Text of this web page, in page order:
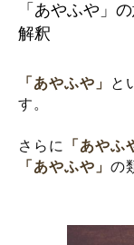
「あやふや」
解釈
「あやふや」 と
す。
さらに 「あやふ
「あやふや」の